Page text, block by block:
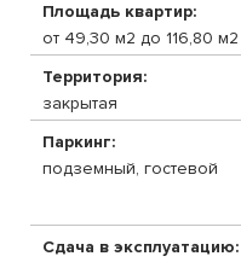
Сдача в эксплуатацию:
Площадь квартир:
от 49,30 м2 до 116,80 м2
Территория:
закрытая
Паркинг:
подземный, гостевой